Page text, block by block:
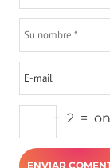
− 2 =